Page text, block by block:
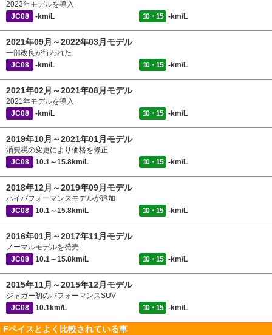
2023年モデルを導入
JC08
-km/L 10・15 -km/L
2021年09月～2022年03月モデル
一部改良が行われた
JC08
-km/L 10・15 -km/L
2021年02月～2021年08月モデル
2021年モデルを導入
JC08
-km/L 10・15 -km/L
2019年10月～2021年01月モデル
消費税の変更により価格を修正
JC08
10.1～15.8km/L 10・15 -km/L
2018年12月～2019年09月モデル
ハイパフォーマンスモデルが追加
JC08
10.1～15.8km/L 10・15 -km/L
2016年01月～2017年11月モデル
ノーマルモデルを発売
JC08
10.1～15.8km/L 10・15 -km/L
2015年11月～2015年12月モデル
ジャガー初のパフォーマンスSUV
JC08
10.1km/L 10・15 -km/L
Fペイスとよく比較されている車